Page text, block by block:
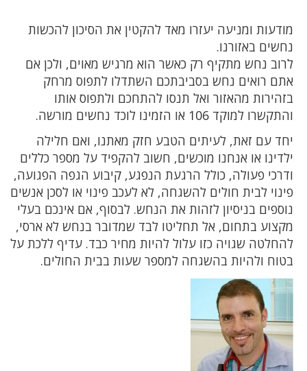
מודעות ומניעה יעזרו מאד להקטין את הסיכון להכשות
נחשים באזורנו.
לרוב נחש מתקיף רק כאשר הוא מרגיש מאוים, ולכן אם
אתם רואים נחש בסביבתכם השתדלו לתפוס מרחק
בזהירות מהאזור ואל תנסו להתחכם ולתפוס אותו
והתקשרו למוקד 106 או הזמינו לוכד נחשים מורשה.
יחד עם זאת, לעיתים הטבע חזק מאתנו, ואם חלילה
ילדינו או אנחנו מוכשים, חשוב להקפיד על מספר כללים
ודרכי פעולה, כולל הרגעת הנפגע, קיבוע הגפה הפגועה,
פינוי לבית חולים להשגחה, לא לעכב פינוי או לסכן אנשים
נוספים בניסיון לזהות את הנחש. לבסוף, אם אינכם בעלי
מקצוע בתחום, אל תחליטו לבד שמדובר בנחש לא ארסי,
להחלטה שגויה כזו עלול להיות מחיר כבד. עדיף ללכת על
בטוח ולהיות בהשגחה למספר שעות בבית החולים.